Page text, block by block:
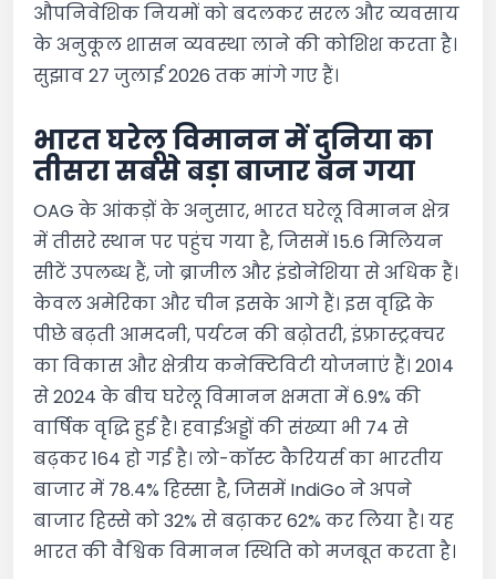
औपनिवेशिक नियमों को बदलकर सरल और व्यवसाय
के अनुकूल शासन व्यवस्था लाने की कोशिश करता है।
सुझाव 27 जुलाई 2026 तक मांगे गए हैं।
भारत घरेलू विमानन में दुनिया का
तीसरा सबसे बड़ा बाजार बन गया
OAG के आंकड़ों के अनुसार, भारत घरेलू विमानन क्षेत्र
में तीसरे स्थान पर पहुंच गया है, जिसमें 15.6 मिलियन
सीटें उपलब्ध हैं, जो ब्राजील और इंडोनेशिया से अधिक हैं।
केवल अमेरिका और चीन इसके आगे हैं। इस वृद्धि के
पीछे बढ़ती आमदनी, पर्यटन की बढ़ोतरी, इंफ्रास्ट्रक्चर
का विकास और क्षेत्रीय कनेक्टिविटी योजनाएं हैं। 2014
से 2024 के बीच घरेलू विमानन क्षमता में 6.9% की
वार्षिक वृद्धि हुई है। हवाईअड्डों की संख्या भी 74 से
बढ़कर 164 हो गई है। लो-कॉस्ट कैरियर्स का भारतीय
बाजार में 78.4% हिस्सा है, जिसमें IndiGo ने अपने
बाजार हिस्से को 32% से बढ़ाकर 62% कर लिया है। यह
भारत की वैश्विक विमानन स्थिति को मजबूत करता है।